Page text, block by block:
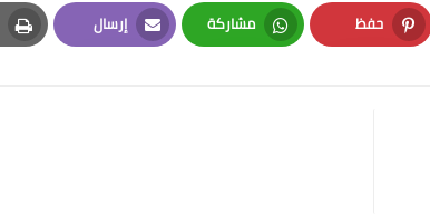
حفظ
Pinterest
مشاركة
Whatsapp
إرسال
Email